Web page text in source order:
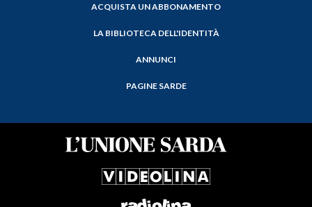
ACQUISTA UN ABBONAMENTO
LA BIBLIOTECA DELL'IDENTITÀ
ANNUNCI
PAGINE SARDE